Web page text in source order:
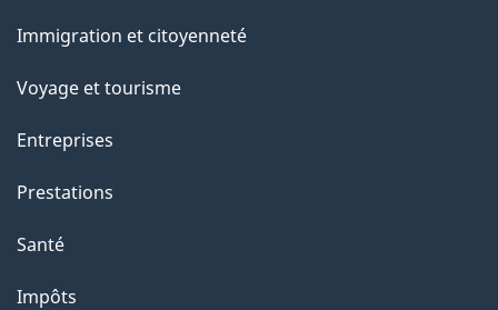
r
c
t
t
p
a
sujets
Immigration et citoyenneté
Voyage et tourisme
Entreprises
Prestations
Santé
Impôts